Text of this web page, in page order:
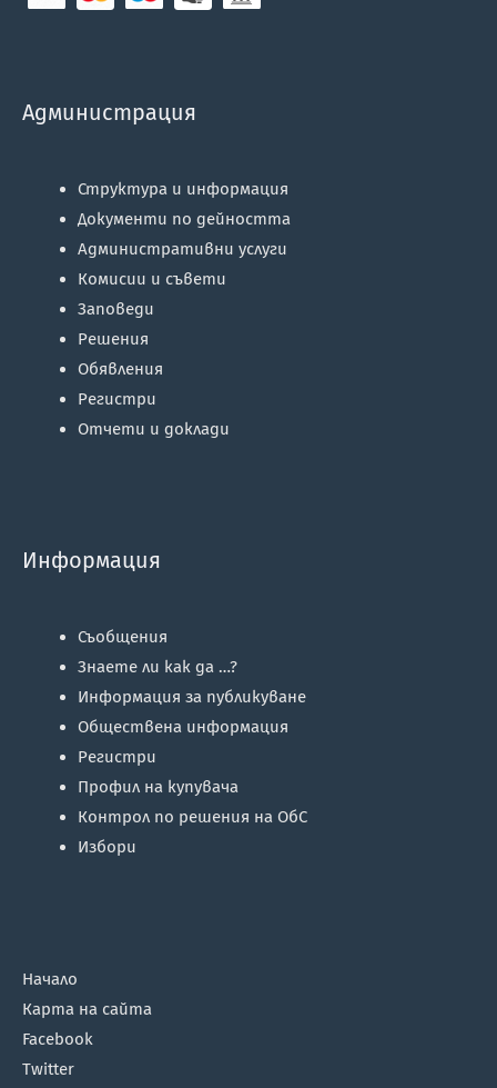
Администрация
Структура и информация
Документи по дейността
Административни услуги
Комисии и съвети
Заповеди
Решения
Обявления
Регистри
Отчети и доклади
Информация
Съобщения
Знаете ли как да …?
Информация за публикуване
Обществена информация
Регистри
Профил на купувача
Контрол по решения на ОбС
Избори
Начало
Карта на сайта
Facebook
Twitter